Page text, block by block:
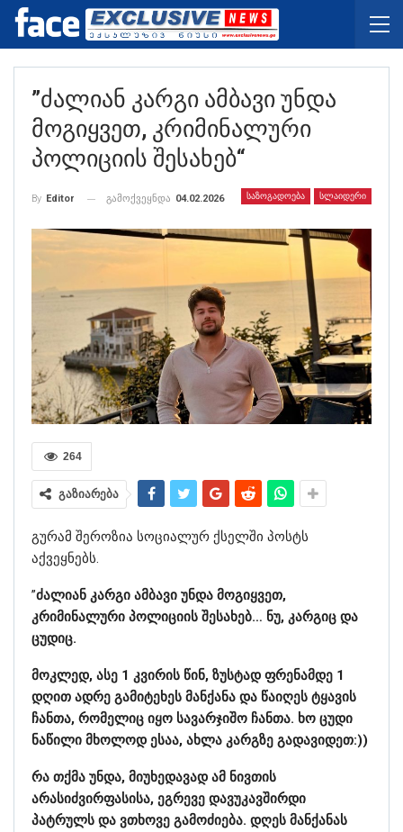
”ძალიან Კარგი Ამბავი Უნდა
Მოგიყვეთ, Კრიმინალური
Პოლიციის Შესახებ“
ᲡᲐᲖᲝᲒᲐᲓᲝᲔᲑᲐ ᲡᲚᲐᲘᲓᲔᲠᲘ
By Editor გამოქვეყნდა 04.02.2026
264
გაზიარება
გურამ შეროზია სოციალურ ქსელში პოსტს
აქვეყნებს.
”ძალიან კარგი ამბავი უნდა მოგიყვეთ,
კრიმინალური პოლიციის შესახებ… ნუ, კარგიც და
ცუდიც.
მოკლედ, ასე 1 კვირის წინ, ზუსტად ფრენამდე 1
დღით ადრე გამიტეხეს მანქანა და წაიღეს ტყავის
ჩანთა, რომელიც იყო სავარჯიშო ჩანთა. ხო ცუდი
ნაწილი მხოლოდ ესაა, ახლა კარგზე გადავიდეთ:))
რა თქმა უნდა, მიუხედავად ამ ნივთის
არასიძვირფასისა, ეგრევე დავუკავშირდი
პატრულს და ვთხოვე გამოძიება. დღეს მანქანას